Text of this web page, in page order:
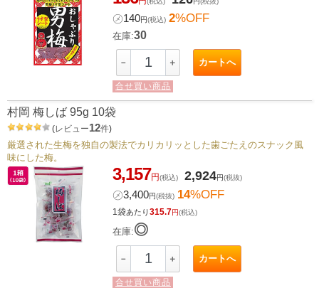
㋱140円(税込) 2%OFF
在庫:30
－ ＋ カートへ
合せ買い商品
村岡 梅しば 95g 10袋
(レビュー12件)
厳選された生梅を独自の製法でカリカリッとした歯ごたえのスナック風
味にした梅。
3,157円(税込) 2,924円(税抜)
㋱3,400円(税抜) 14%OFF
1袋あたり315.7円(税込)
在庫:◎
－ ＋ カートへ
合せ買い商品